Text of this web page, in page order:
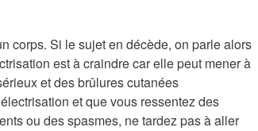
corps. Si le sujet en décède, on parle alors
est à craindre car elle peut mener à
et des brûlures cutanées
et que vous ressentez des
ou des spasmes, ne tardez pas à aller